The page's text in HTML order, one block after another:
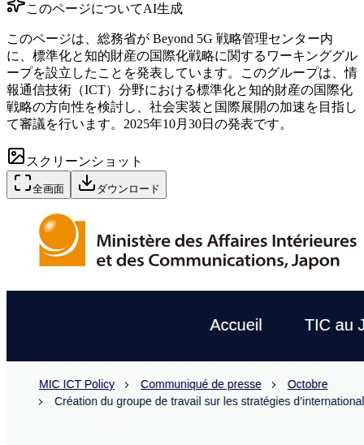
このページについてAI生成
このページは、総務省が Beyond 5G 戦略管理センター内
に、標準化と知的財産の国際化戦略に関するワーキンググル
ープを設立したことを発表しています。このグループは、情
報通信技術（ICT）分野における標準化と知的財産の国際化
戦略の方向性を検討し、社会実装と国際展開の加速を目指し
て審議を行います。2025年10月30日の発表です。
スクリーンショット
全画面 ダウンロード